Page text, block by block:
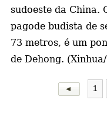
sudoeste da China.
pagode budista de
73 metros, é um
de Dehong.
1